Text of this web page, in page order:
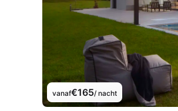
vanaf€165/ nacht